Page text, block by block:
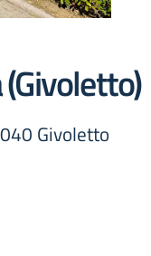
Givoletto